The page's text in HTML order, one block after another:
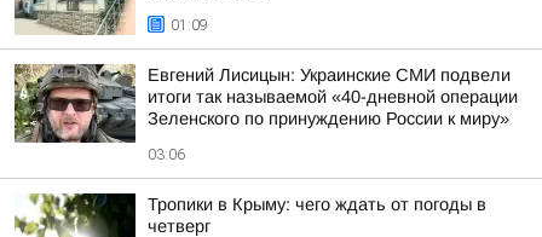
01:09
Евгений Лисицын: Украинские СМИ подвели
итоги так называемой «40-дневной операции
Зеленского по принуждению России к миру»
03:06
Тропики в Крыму: чего ждать от погоды в
четверг